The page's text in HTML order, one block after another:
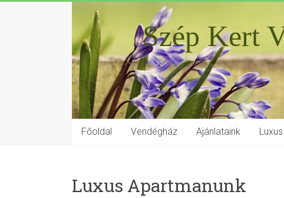
Szép Kert
Főoldal Vendégház Ajánlataink
Luxus Apartmanunk